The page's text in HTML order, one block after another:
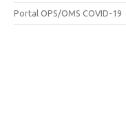
Portal OPS/OMS COVID-19